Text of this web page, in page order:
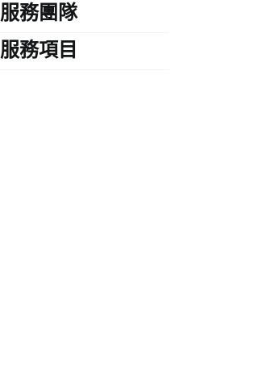
服務團隊
服務項目